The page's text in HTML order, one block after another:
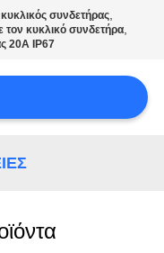
συνδετήρας,
τον κυκλικό συνδετήρα,
20A IP67